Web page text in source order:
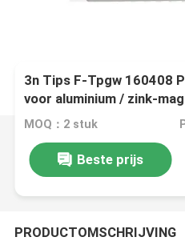
3n Tips F-Tpgw 160408
voor aluminium / zink-
MOQ：2 stuk
Beste prijs
PRODUCTOMSCHRIJVING